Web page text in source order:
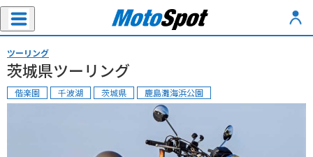
ツーリング
茨城県ツーリング
偕楽園 千波湖 茨城県 鹿島灘海浜公園